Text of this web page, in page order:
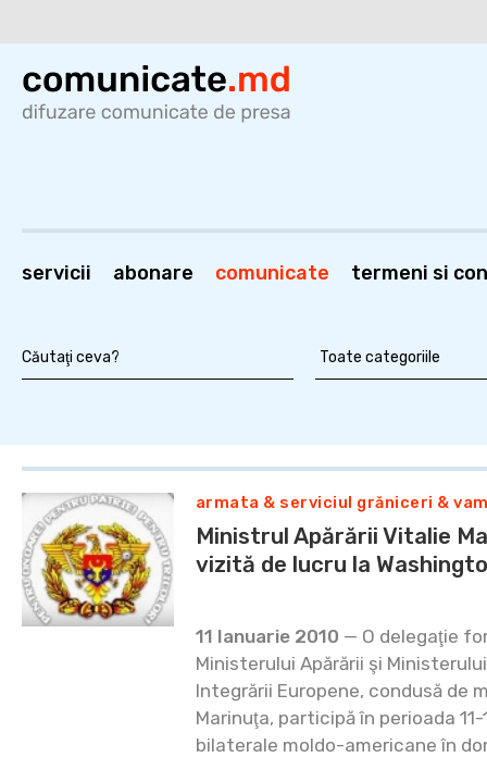
servicii abonare comunicate termeni si
armata & serviciul grăniceri &
Ministrul Apărării Vitalie
vizită de lucru la
11 Ianuarie 2010 — O delegaţie
Ministerului Apărării şi
Integrării Europene, condusă de
Marinuţa, participă în perioada
bilaterale moldo-americane în